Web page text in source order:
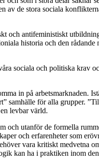
de stora sociala
antifeministiskt
historia och den rådande
sociala och politiska krav
in på arbetsmarknaden.
samhälle för alla grupper. ”
levbar värld.
och utanför de formella
och erfarenheter som
vara kritiskt medvetna
kan ha i praktiken inom